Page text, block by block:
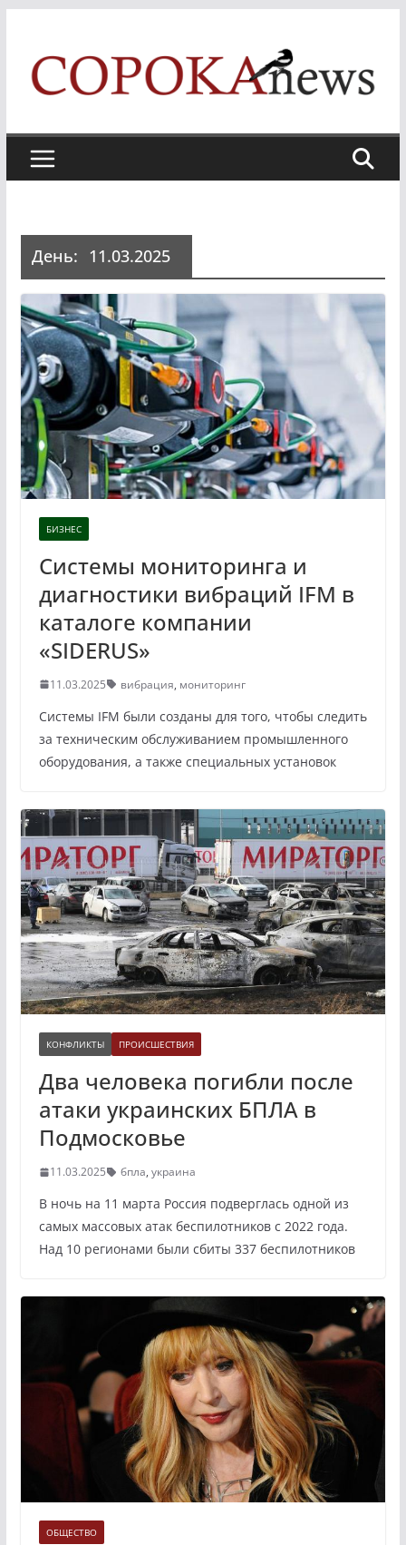
content
День: 11.03.2025
БИЗНЕС
Системы мониторинга и
диагностики вибраций IFM в
каталоге компании
«SIDERUS»
11.03.2025 вибрация, мониторинг
Системы IFM были созданы для того, чтобы следить
за техническим обслуживанием промышленного
оборудования, а также специальных установок
КОНФЛИКТЫ ПРОИСШЕСТВИЯ
Два человека погибли после
атаки украинских БПЛА в
Подмосковье
11.03.2025 бпла, украина
В ночь на 11 марта Россия подверглась одной из
самых массовых атак беспилотников с 2022 года.
Над 10 регионами были сбиты 337 беспилотников
ОБЩЕСТВО